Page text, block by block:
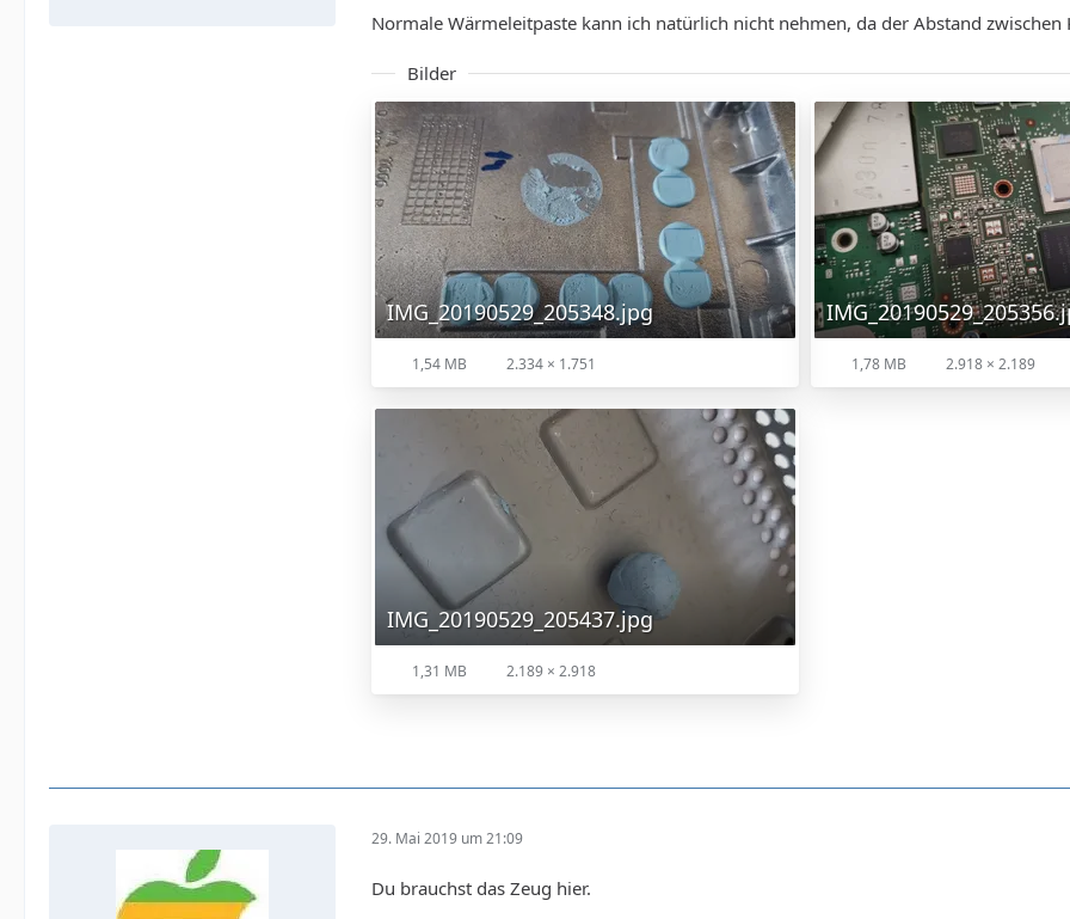
Normale Wärmeleitpaste kann ich natürlich nicht nehmen, da der Abstand
Bilder
IMG_20190529_205348.jpg
1,54 MB 2.334 × 1.751 1,78 MB 2.918 × 2.189
IMG_20190529_205437.jpg
1,31 MB 2.189 × 2.918
29. Mai 2019 um 21:09
Du brauchst das Zeug hier.